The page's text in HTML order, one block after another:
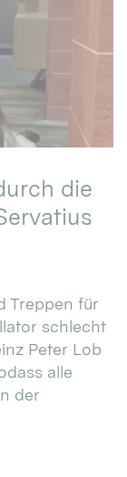
die
Treppen für
schlecht
Peter Lob
alle
der